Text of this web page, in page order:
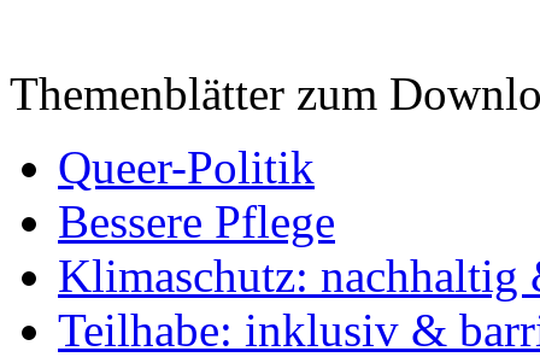
Themenblätter zum
Queer-Politik
Bessere Pflege
Klimaschutz: nachhaltig
Teilhabe: inklusiv &